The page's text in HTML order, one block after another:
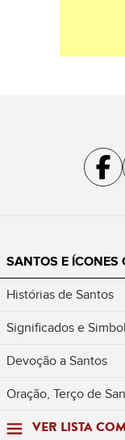
SANTOS E ÍCONES
Histórias de Santos
Significados e
Devoção a Santos
Oração, Terço de
VER LISTA